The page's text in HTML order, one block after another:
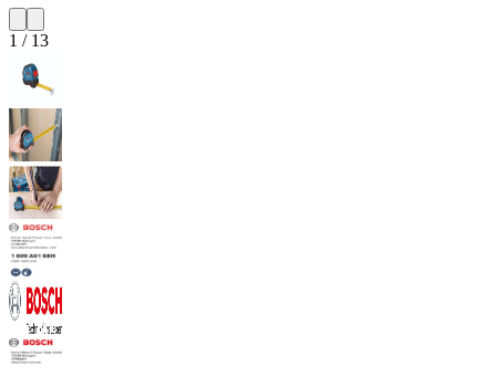
1 / 13